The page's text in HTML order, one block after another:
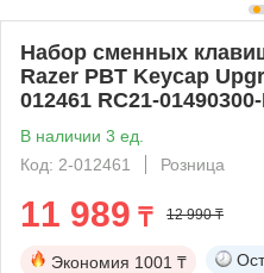
Набор сменных
Razer PBT Keycap
012461 RC21-
В наличии 3 ед.
Код: 2-012461
Розница
11 989 ₸ 12 990 ₸
Экономия 1001 ₸